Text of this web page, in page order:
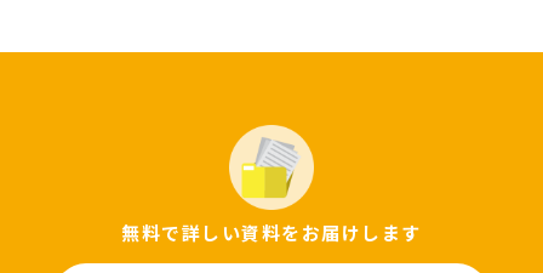
無料で詳しい資料をお届けします